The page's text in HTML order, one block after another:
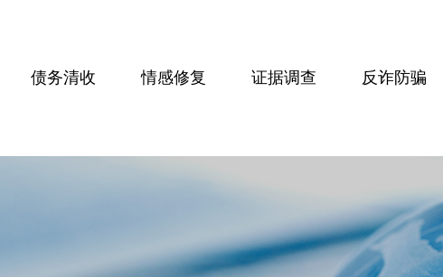
债务清收 情感修复 证据调查 反诈防骗